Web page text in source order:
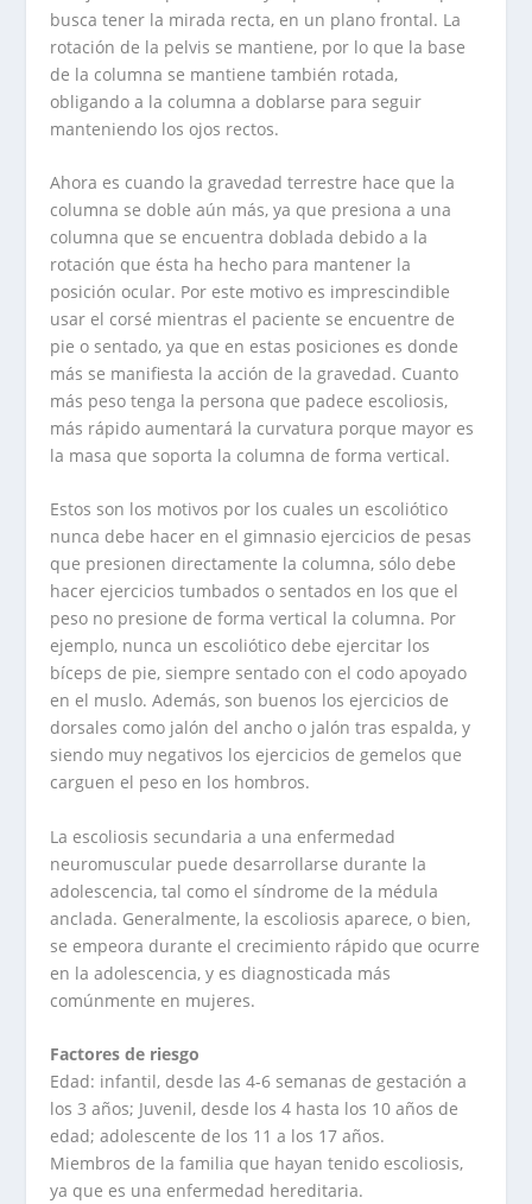
busca tener la mirada recta, en un plano frontal. La
rotación de la pelvis se mantiene, por lo que la base
de la columna se mantiene también rotada,
obligando a la columna a doblarse para seguir
manteniendo los ojos rectos.
Ahora es cuando la gravedad terrestre hace que la
columna se doble aún más, ya que presiona a una
columna que se encuentra doblada debido a la
rotación que ésta ha hecho para mantener la
posición ocular. Por este motivo es imprescindible
usar el corsé mientras el paciente se encuentre de
pie o sentado, ya que en estas posiciones es donde
más se manifiesta la acción de la gravedad. Cuanto
más peso tenga la persona que padece escoliosis,
más rápido aumentará la curvatura porque mayor es
la masa que soporta la columna de forma vertical.
Estos son los motivos por los cuales un escoliótico
nunca debe hacer en el gimnasio ejercicios de pesas
que presionen directamente la columna, sólo debe
hacer ejercicios tumbados o sentados en los que el
peso no presione de forma vertical la columna. Por
ejemplo, nunca un escoliótico debe ejercitar los
bíceps de pie, siempre sentado con el codo apoyado
en el muslo. Además, son buenos los ejercicios de
dorsales como jalón del ancho o jalón tras espalda, y
siendo muy negativos los ejercicios de gemelos que
carguen el peso en los hombros.
La escoliosis secundaria a una enfermedad
neuromuscular puede desarrollarse durante la
adolescencia, tal como el síndrome de la médula
anclada. Generalmente, la escoliosis aparece, o bien,
se empeora durante el crecimiento rápido que ocurre
en la adolescencia, y es diagnosticada más
comúnmente en mujeres.
Factores de riesgo
Edad: infantil, desde las 4-6 semanas de gestación a
los 3 años; Juvenil, desde los 4 hasta los 10 años de
edad; adolescente de los 11 a los 17 años.
Miembros de la familia que hayan tenido escoliosis,
ya que es una enfermedad hereditaria.